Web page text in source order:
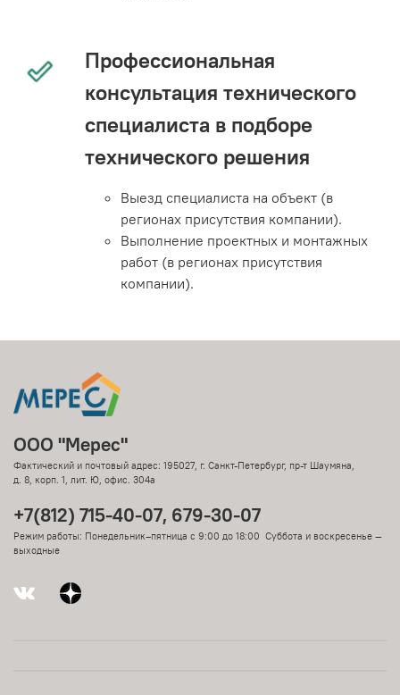
Профессиональная
консультация технического
специалиста в подборе
технического решения
Выезд специалиста на объект (в
регионах присутствия компании).
Выполнение проектных и монтажных
работ (в регионах присутствия
компании).
ООО "Мерес"
Фактический и почтовый адрес: 195027, г. Санкт-Петербург, пр-т Шаумяна,
д. 8, корп. 1, лит. Ю, офис. 304а
+7(812) 715-40-07, 679-30-07
Режим работы: Понедельник–пятница с 9:00 до 18:00 Суббота и воскресенье —
выходные